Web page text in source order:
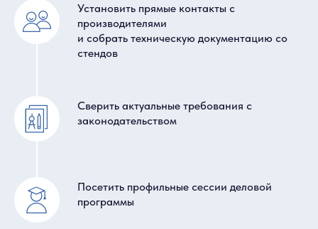
Установить прямые контакты с
производителями
и собрать техническую документацию со
стендов
Сверить актуальные требования с
законодательством
Посетить профильные сессии деловой
программы
Инженерные системы
СитиПайп